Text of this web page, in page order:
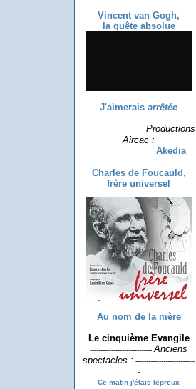
Vincent van Gogh,
la quête absolue
J'aimerais arrêtée
----------------------------- Productions
Aircac :
----------------------------- Akedia
Charles de Foucauld,
frère universel
Au nom de la mère
Le cinquième Evangile
-----------------------------Anciens
spectacles : ----------------------------
-
Ce matin j'étais lépreux